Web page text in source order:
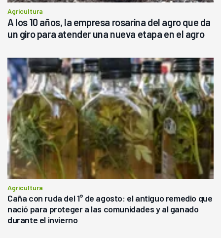
Agricultura
A los 10 años, la empresa rosarina del agro que da
un giro para atender una nueva etapa en el agro
Agricultura
Caña con ruda del 1° de agosto: el antiguo remedio que
nació para proteger a las comunidades y al ganado
durante el invierno